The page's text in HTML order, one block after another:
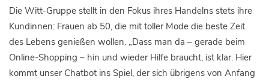
Die Witt-Gruppe stellt in den Fokus ihres Handelns stets ihre
Kundinnen: Frauen ab 50, die mit toller Mode die beste Zeit
des Lebens genießen wollen. „Dass man da – gerade beim
Online-Shopping – hin und wieder Hilfe braucht, ist klar. Hier
kommt unser Chatbot ins Spiel, der sich übrigens von Anfang